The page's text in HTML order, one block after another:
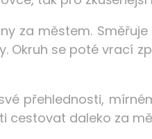
za městem. Směřuje
Okruh se poté vrací
přehlednosti,
cestovat daleko za